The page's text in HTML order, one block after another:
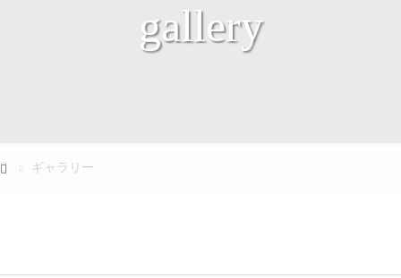
gallery
ギャラリー